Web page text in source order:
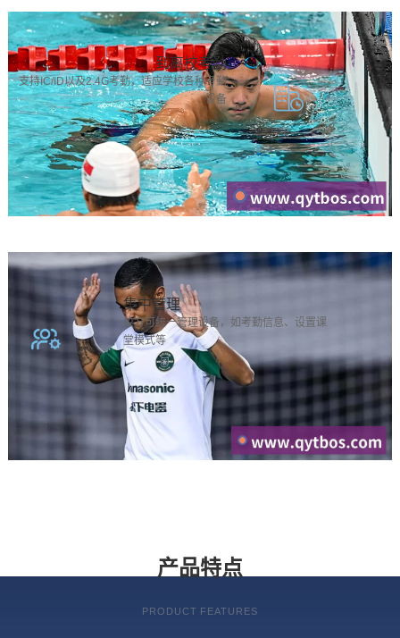
到离校考勤
支持IC/ID以及2.4G考勤，适应学校各种考勤
设备
集中管理
校方可统一管理设备，如考勤信息、设置课
堂模式等
产品特点
PRODUCT FEATURES